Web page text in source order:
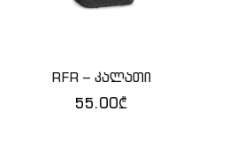
ᲕᲠᲪᲚᲐᲓ
RFR – კალათი
55.00₾